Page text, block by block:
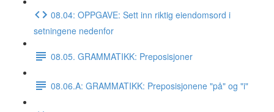
08.04: OPPGAVE: Sett inn riktig eiendomsord i
setningene nedenfor
08.05. GRAMMATIKK: Preposisjoner
08.06.A: GRAMMATIKK: Preposisjonene "på" og "i"